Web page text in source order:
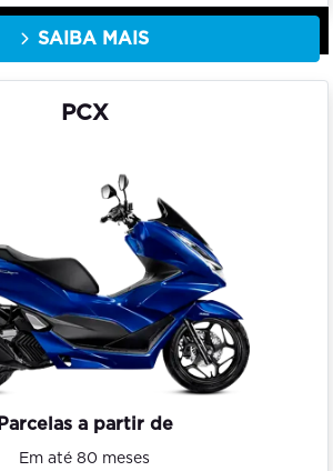
SAIBA MAIS
PCX
Parcelas a partir de
Em até 80 meses